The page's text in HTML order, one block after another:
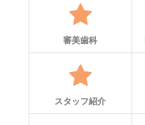
審美歯科
スタッフ紹介